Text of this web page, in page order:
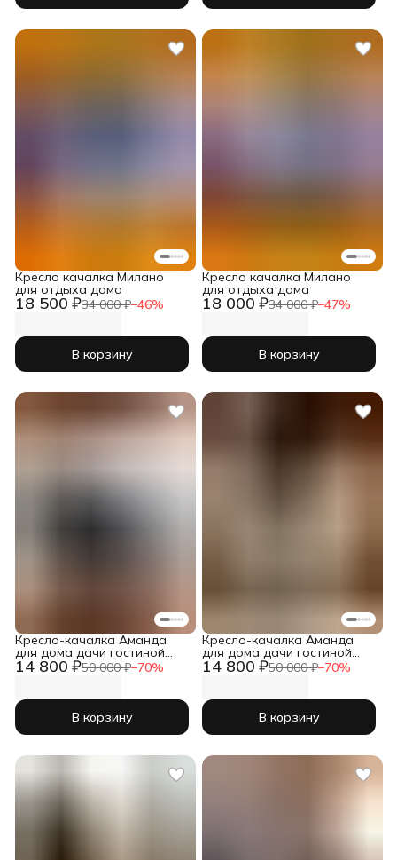
18 500 ₽34 000 ₽−46%
Кресло качалка Милано
для отдыха дома
В корзину
18 000 ₽34 000 ₽−47%
Кресло качалка Милано
для отдыха дома
В корзину
14 800 ₽50 000 ₽−70%
Кресло-качалка Аманда
для дома дачи гостиной
мягкое
В корзину
14 800 ₽50 000 ₽−70%
Кресло-качалка Аманда
для дома дачи гостиной
мягкое
В корзину